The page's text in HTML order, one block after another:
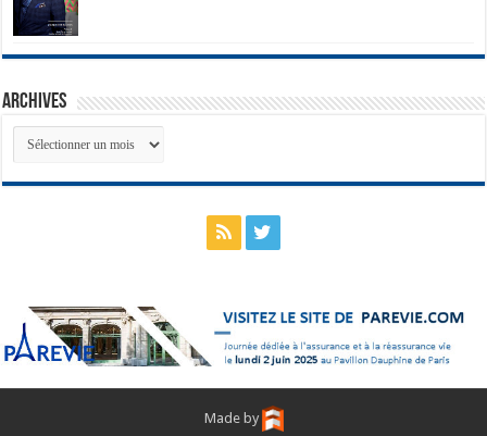
Archives
Archives
Made by